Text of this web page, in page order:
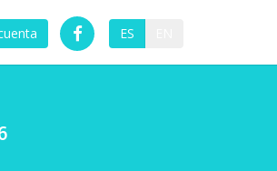
ES